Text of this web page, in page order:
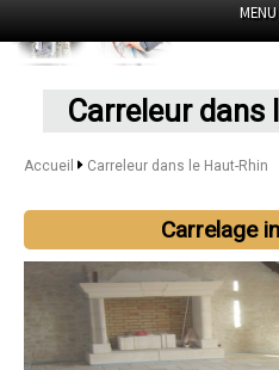
Carreleur dans
Accueil Carreleur dans le Haut-Rhin
Carrelage